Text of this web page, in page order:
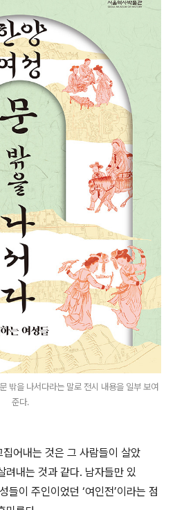
밖을 나서다라는 말로 전시 내용을 일부 보여
준다.
어내는 것은 그 사람들이 살았
려내는 것과 같다. 남자들만 있
들이 주인이었던 ‘여인전’이라는 점